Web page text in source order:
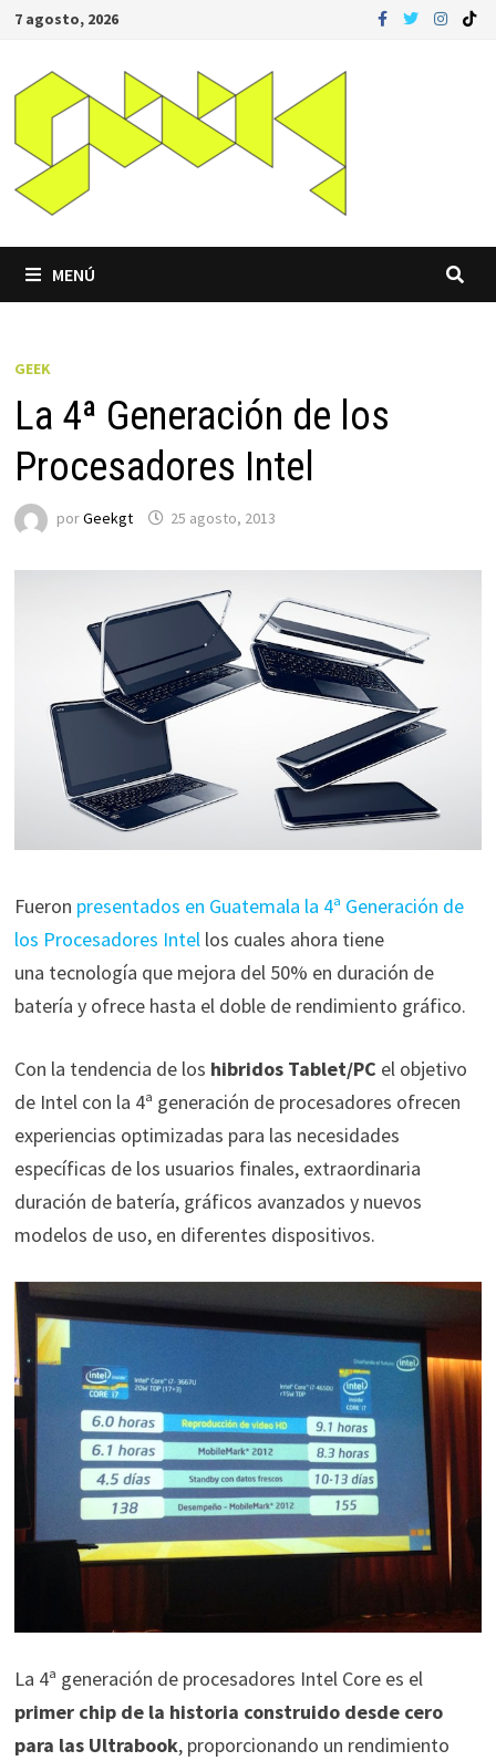
Saltar
contenido
7 agosto, 2026
MENÚ
GEEK
La 4ª Generación de los
Procesadores Intel
porGeekgt 25 agosto, 2013
Fueron presentados en Guatemala la 4ª Generación de
los Procesadores Intellos cuales ahora tiene
una tecnología que mejora del 50% en duración de
batería y ofrece hasta el doble de rendimiento gráfico.
Con la tendencia de los hibridos Tablet/PC el objetivo
de Intel con la 4ª generación de procesadores ofrecen
experiencias optimizadas para las necesidades
específicas de los usuarios finales, extraordinaria
duración de batería, gráficos avanzados y nuevos
modelos de uso, en diferentes dispositivos.
La 4ª generación de procesadores Intel Core es el
primer chip de la historia construido desde cero
para las Ultrabook, proporcionando un rendimiento